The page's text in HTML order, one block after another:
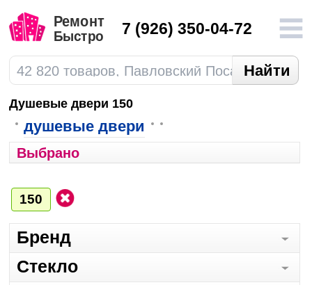
7 (926) 350-04-72
Душевые двери 150
душевые двери
Выбрано
150
Бренд
Стекло